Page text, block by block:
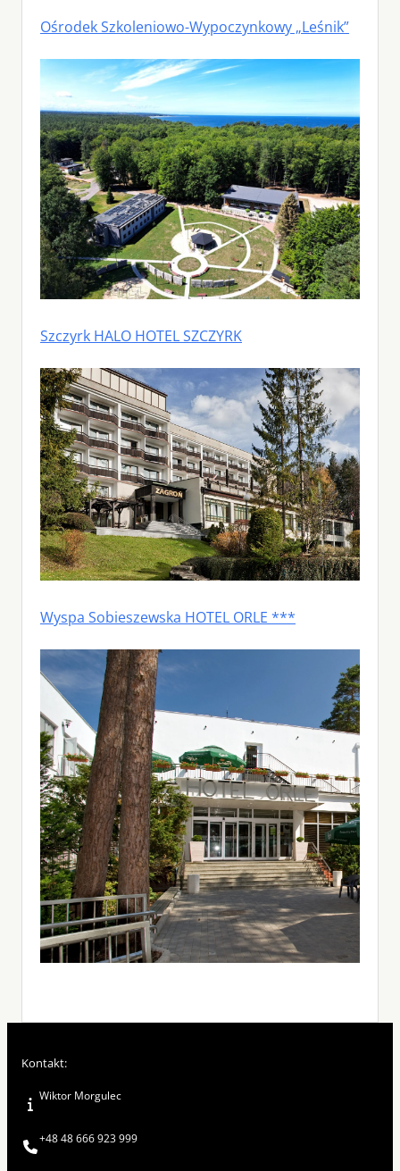
Ośrodek Szkoleniowo-Wypoczynkowy „Leśnik”
Szczyrk HALO HOTEL SZCZYRK
Wyspa Sobieszewska HOTEL ORLE ***
Kontakt:
Wiktor Morgulec
+48 48 666 923 999